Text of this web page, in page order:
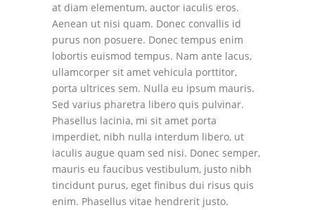
at diam elementum, auctor iaculis eros.
Aenean ut nisi quam. Donec convallis id
purus non posuere. Donec tempus enim
lobortis euismod tempus. Nam ante lacus,
ullamcorper sit amet vehicula porttitor,
porta ultrices sem. Nulla eu ipsum mauris.
Sed varius pharetra libero quis pulvinar.
Phasellus lacinia, mi sit amet porta
imperdiet, nibh nulla interdum libero, ut
iaculis augue quam sed nisi. Donec semper,
mauris eu faucibus vestibulum, justo nibh
tincidunt purus, eget finibus dui risus quis
enim. Phasellus vitae hendrerit justo.